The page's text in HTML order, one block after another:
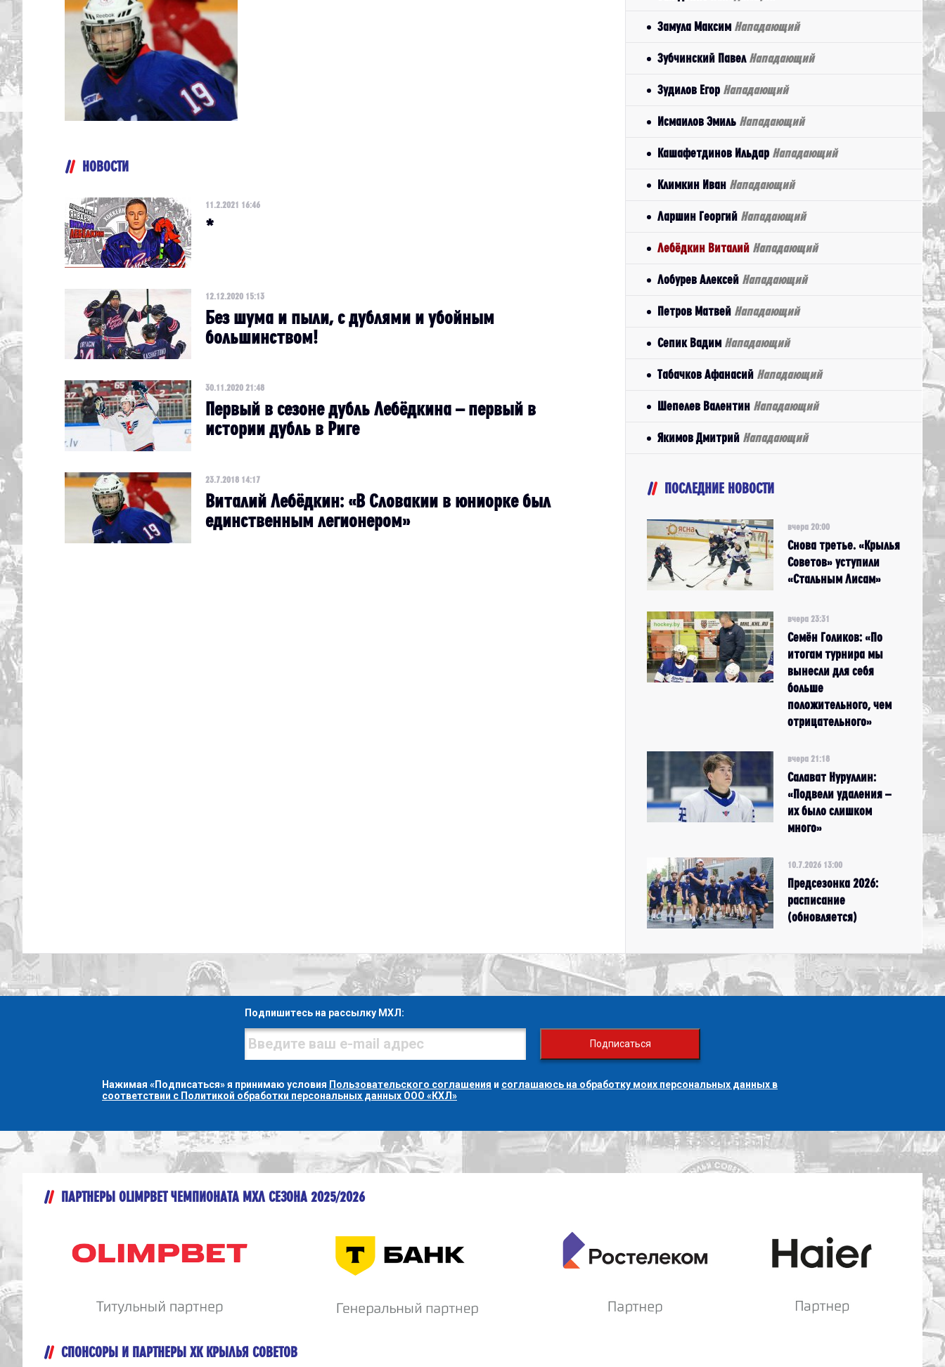
НОВОСТИ
11.2.2021 16:46
*
12.12.2020 15:13
Без шума и пыли, с дублями и убойным
большинством!
30.11.2020 21:48
Первый в сезоне дубль Лебёдкина – первый в
истории дубль в Риге
23.7.2018 14:17
Виталий Лебёдкин: «В Словакии в юниорке был
единственным легионером»
Замула Максим Нападающий
Зубчинский Павел Нападающий
Зудилов Егор Нападающий
Исмаилов Эмиль Нападающий
Кашафетдинов Ильдар Нападающий
Климкин Иван Нападающий
Ларшин Георгий Нападающий
Лебёдкин Виталий Нападающий
Лобурев Алексей Нападающий
Петров Матвей Нападающий
Сепик Вадим Нападающий
Табачков Афанасий Нападающий
Шепелев Валентин Нападающий
Якимов Дмитрий Нападающий
ПОСЛЕДНИЕ НОВОСТИ
вчера 20:00
Снова третье. «Крылья
Советов» уступили
«Стальным Лисам»
вчера 23:31
Семён Голиков: «По
итогам турнира мы
вынесли для себя
больше
положительного, чем
отрицательного»
вчера 21:18
Салават Нуруллин:
«Подвели удаления –
их было слишком
много»
10.7.2026 13:00
Предсезонка 2026:
расписание
(обновляется)
Подпишитесь на рассылку МХЛ:
Подписаться
Нажимая «Подписаться» я принимаю условия Пользовательского соглашения и соглашаюсь на обработку моих персональных данных в
соответствии с Политикой обработки персональных данных ООО «КХЛ»
ПАРТНЕРЫ OLIMPBET ЧЕМПИОНАТА МХЛ СЕЗОНА 2025/2026
СПОНСОРЫ И ПАРТНЕРЫ ХК КРЫЛЬЯ СОВЕТОВ